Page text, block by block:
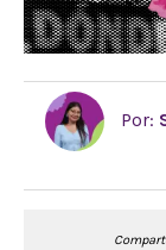
Por: